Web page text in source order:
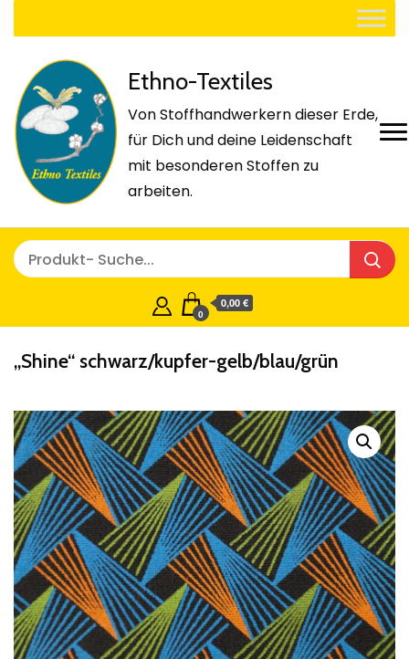
Ethno-Textiles
Von Stoffhandwerkern dieser Erde,
für Dich und deine Leidenschaft
mit besonderen Stoffen zu
arbeiten.
0
0,00 €
„Shine“ schwarz/kupfer-gelb/blau/grün